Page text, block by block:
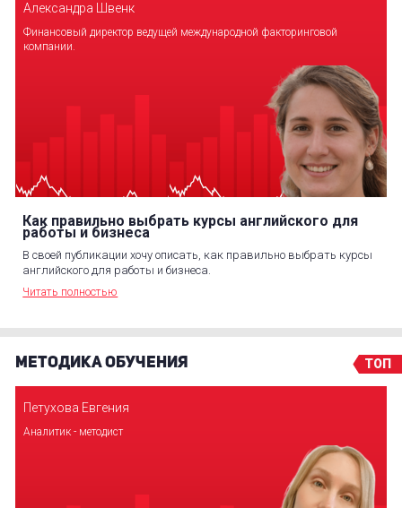
Александра Швенк
Финансовый директор ведущей международной факторинговой
компании.
Как правильно выбрать курсы английского для
работы и бизнеса
В своей публикации хочу описать, как правильно выбрать курсы
английского для работы и бизнеса.
Читать полностью
МЕТОДИКА ОБУЧЕНИЯ ТОП
Петухова Евгения
Аналитик - методист